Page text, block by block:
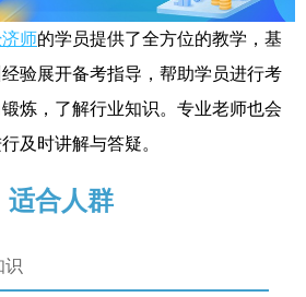
师的学员提供了全方位的教学，基
验展开备考指导，帮助学员进行考
炼，了解行业知识。专业老师也会
及时讲解与答疑。
适合人群
识